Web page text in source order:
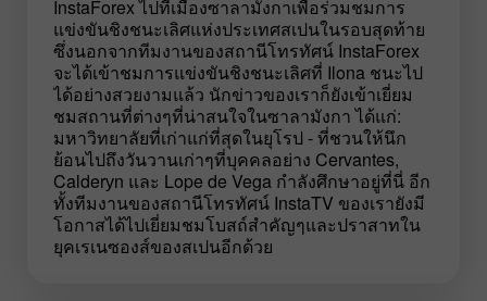
InstaForex ไปที่เมืองซาลามังกาเพื่อร่วมชมการ
แข่งขันชิงชนะเลิศแห่งประเทศสเปนในรอบสุดท้าย
ซึ่งนอกจากทีมงานของสถานีโทรทัศน์ InstaForex
จะได้เข้าชมการแข่งขันชิงชนะเลิศที่ Ilona ชนะไป
ได้อย่างสวยงามแล้ว นักข่าวของเราก็ยังเข้าเยี่ยม
ชมสถานที่ต่างๆที่น่าสนใจในซาลามังกา ได้แก่:
มหาวิทยาลัยที่เก่าแก่ที่สุดในยุโรป - ที่ชวนให้นึก
ย้อนไปถึงวันวานเก่าๆที่บุคคลอย่าง Cervantes,
Calderуn และ Lope de Vega กำลังศึกษาอยู่ที่นี่ อีก
ทั้งทีมงานของสถานีโทรทัศน์ InstaTV ของเรายังมี
โอกาสได้ไปเยี่ยมชมโบสถ์สำคัญๆและปราสาทใน
ยุคเรเนซองส์ของสเปนอีกด้วย